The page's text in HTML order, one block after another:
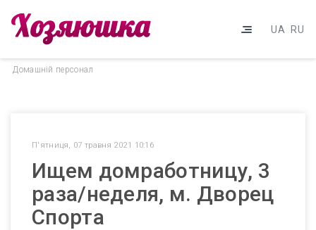
UA RU
Домашнiй персонал
П'ятниця, 07 травня 2021 10:16
Ищем домработницу, 3
раза/неделя, м. Дворец
Спорта